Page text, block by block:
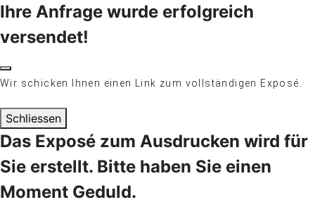
Ihre Anfrage wurde erfolgreich
versendet!
Wir schicken Ihnen einen Link zum vollständigen Exposé.
Schliessen
Das Exposé zum Ausdrucken wird für
Sie erstellt. Bitte haben Sie einen
Moment Geduld.